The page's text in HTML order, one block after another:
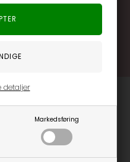
Markedsføring
detaljer